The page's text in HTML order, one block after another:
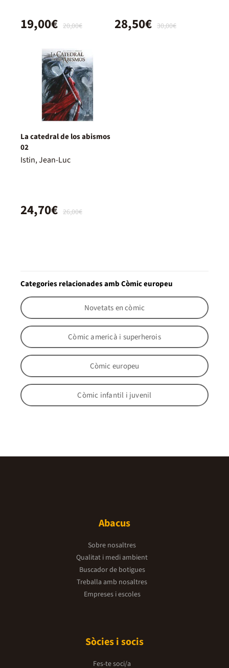
20,00€
19,00€ 30,00€
28,50€
La catedral de los abismos
02
Istin, Jean-Luc
26,00€
24,70€
Categories relacionades amb Còmic europeu
Novetats en còmic
Còmic americà i superherois
Còmic europeu
Còmic infantil i juvenil
Abacus
Sobre nosaltres
Qualitat i medi ambient
Buscador de botigues
Treballa amb nosaltres
Empreses i escoles
Sòcies i socis
Fes-te soci/a